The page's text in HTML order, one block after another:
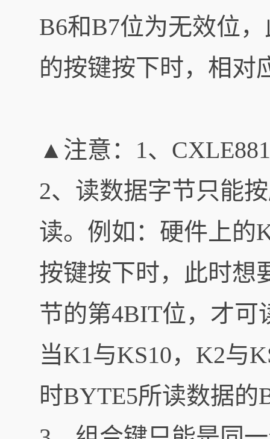
B6和B7位为无效位
的按键按下时，相对
▲注意：1、
2、读数据字节只能
读。例如：硬件上的
按键按下时，此时想
节的第4BIT位，才可
当K1与KS10，K2与
时BYTE5所读数据的